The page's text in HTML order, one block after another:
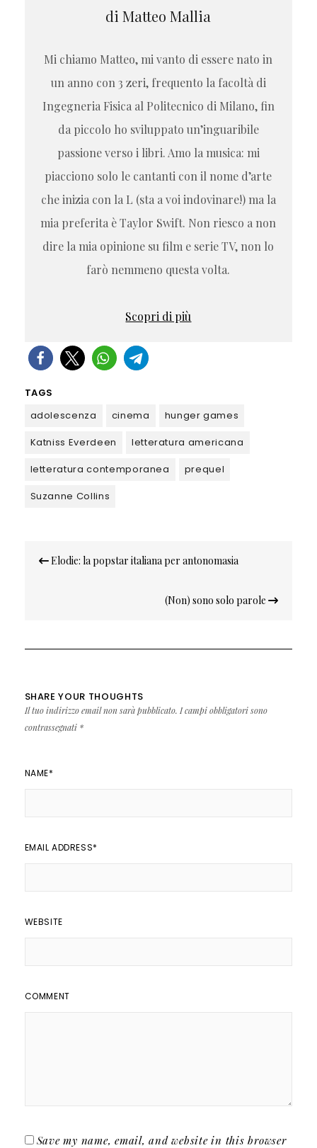
di Matteo Mallia
Mi chiamo Matteo, mi vanto di essere nato in
un anno con 3 zeri, frequento la facoltà di
Ingegneria Fisica al Politecnico di Milano, fin
da piccolo ho sviluppato un’inguaribile
passione verso i libri. Amo la musica: mi
piacciono solo le cantanti con il nome d’arte
che inizia con la L (sta a voi indovinare!) ma la
mia preferita è Taylor Swift. Non riesco a non
dire la mia opinione su film e serie TV, non lo
farò nemmeno questa volta.
Scopri di più
TAGS
adolescenza
cinema
hunger games
Katniss Everdeen
letteratura americana
letteratura contemporanea
prequel
Suzanne Collins
Navigazione
Elodie: la popstar italiana per antonomasia
(Non) sono solo parole
SHARE YOUR THOUGHTS
Il tuo indirizzo email non sarà pubblicato. I campi obbligatori sono
contrassegnati *
NAME*
EMAIL ADDRESS*
WEBSITE
COMMENT
Save my name, email, and website in this browser